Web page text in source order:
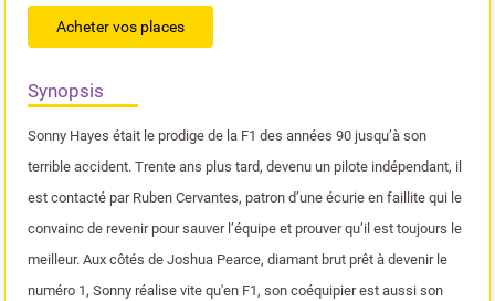
Acheter vos places
Synopsis
Sonny Hayes était le prodige de la F1 des années 90 jusqu’à son
terrible accident. Trente ans plus tard, devenu un pilote indépendant, il
est contacté par Ruben Cervantes, patron d’une écurie en faillite qui le
convainc de revenir pour sauver l’équipe et prouver qu’il est toujours le
meilleur. Aux côtés de Joshua Pearce, diamant brut prêt à devenir le
numéro 1, Sonny réalise vite qu'en F1, son coéquipier est aussi son